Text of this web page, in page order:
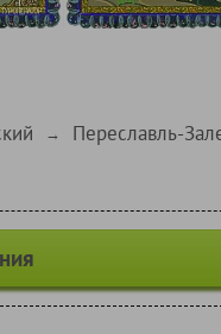
→ Переславль-